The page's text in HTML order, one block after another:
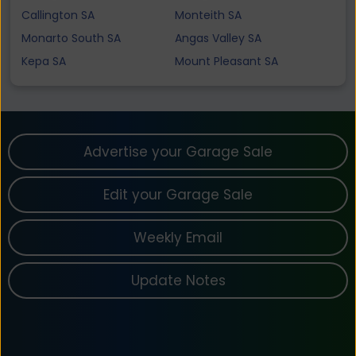
Callington SA
Monteith SA
Monarto South SA
Angas Valley SA
Kepa SA
Mount Pleasant SA
Advertise your Garage Sale
Edit your Garage Sale
Weekly Email
Update Notes